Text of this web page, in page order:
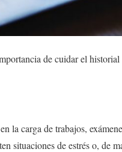
de cuidar el historial
la carga de trabajos,
situaciones de estrés o, de